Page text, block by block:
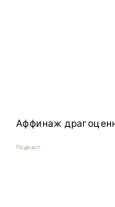
Аффинаж
Подкаст